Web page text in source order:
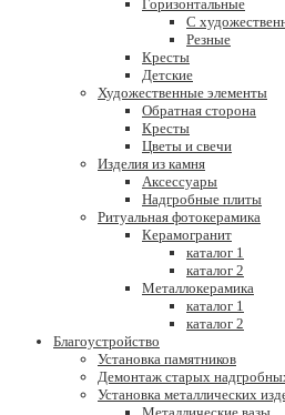
Горизонтальные
С
Резные
Кресты
Детские
Художественные элементы
Обратная сторона
Кресты
Цветы и свечи
Изделия из камня
Аксессуары
Надгробные плиты
Ритуальная фотокерамика
Керамогранит
каталог 1
каталог 2
Металлокерамика
каталог 1
каталог 2
Благоустройство
Установка памятников
Демонтаж старых
Установка металлических